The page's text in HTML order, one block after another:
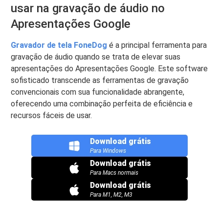
usar na gravação de áudio no
Apresentações Google
Gravador de tela FoneDog é a principal ferramenta para
gravação de áudio quando se trata de elevar suas
apresentações do Apresentações Google. Este software
sofisticado transcende as ferramentas de gravação
convencionais com sua funcionalidade abrangente,
oferecendo uma combinação perfeita de eficiência e
recursos fáceis de usar.
Download grátis
Para Windows
Download grátis
Para Macs normais
Download grátis
Para M1, M2, M3